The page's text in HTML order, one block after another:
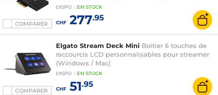
COMPARER
Xbox Series X
DISPO : EN STOCK
CHF277.95
COMPARER
Elgato Stream Deck Mini Boitier 6 touches de
raccourcis LCD personnalisables pour streamer
(Windows / Mac)
DISPO : EN STOCK
CHF51.95